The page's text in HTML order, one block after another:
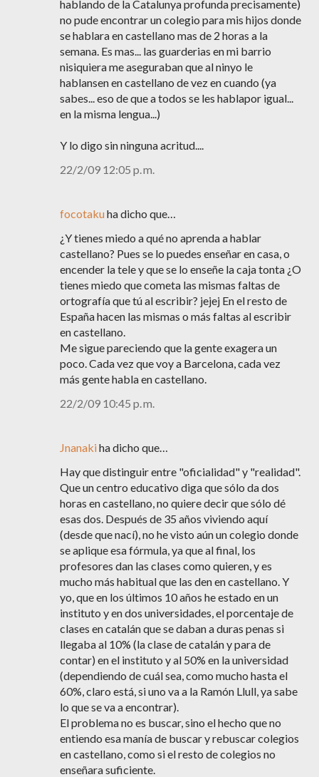
hablando de la Catalunya profunda precisamente)
no pude encontrar un colegio para mis hijos donde
se hablara en castellano mas de 2 horas a la
semana. Es mas... las guarderias en mi barrio
nisiquiera me aseguraban que al ninyo le
hablansen en castellano de vez en cuando (ya
sabes... eso de que a todos se les hablapor igual...
en la misma lengua...)
Y lo digo sin ninguna acritud....
22/2/09 12:05 p. m.
focotakuha dicho que…
¿Y tienes miedo a qué no aprenda a hablar
castellano? Pues se lo puedes enseñar en casa, o
encender la tele y que se lo enseñe la caja tonta ¿O
tienes miedo que cometa las mismas faltas de
ortografía que tú al escribir? jejej En el resto de
España hacen las mismas o más faltas al escribir
en castellano.
Me sigue pareciendo que la gente exagera un
poco. Cada vez que voy a Barcelona, cada vez
más gente habla en castellano.
22/2/09 10:45 p. m.
Jnanakiha dicho que…
Hay que distinguir entre "oficialidad" y "realidad".
Que un centro educativo diga que sólo da dos
horas en castellano, no quiere decir que sólo dé
esas dos. Después de 35 años viviendo aquí
(desde que nací), no he visto aún un colegio donde
se aplique esa fórmula, ya que al final, los
profesores dan las clases como quieren, y es
mucho más habitual que las den en castellano. Y
yo, que en los últimos 10 años he estado en un
instituto y en dos universidades, el porcentaje de
clases en catalán que se daban a duras penas si
llegaba al 10% (la clase de catalán y para de
contar) en el instituto y al 50% en la universidad
(dependiendo de cuál sea, como mucho hasta el
60%, claro está, si uno va a la Ramón Llull, ya sabe
lo que se va a encontrar).
El problema no es buscar, sino el hecho que no
entiendo esa manía de buscar y rebuscar colegios
en castellano, como si el resto de colegios no
enseñara suficiente.